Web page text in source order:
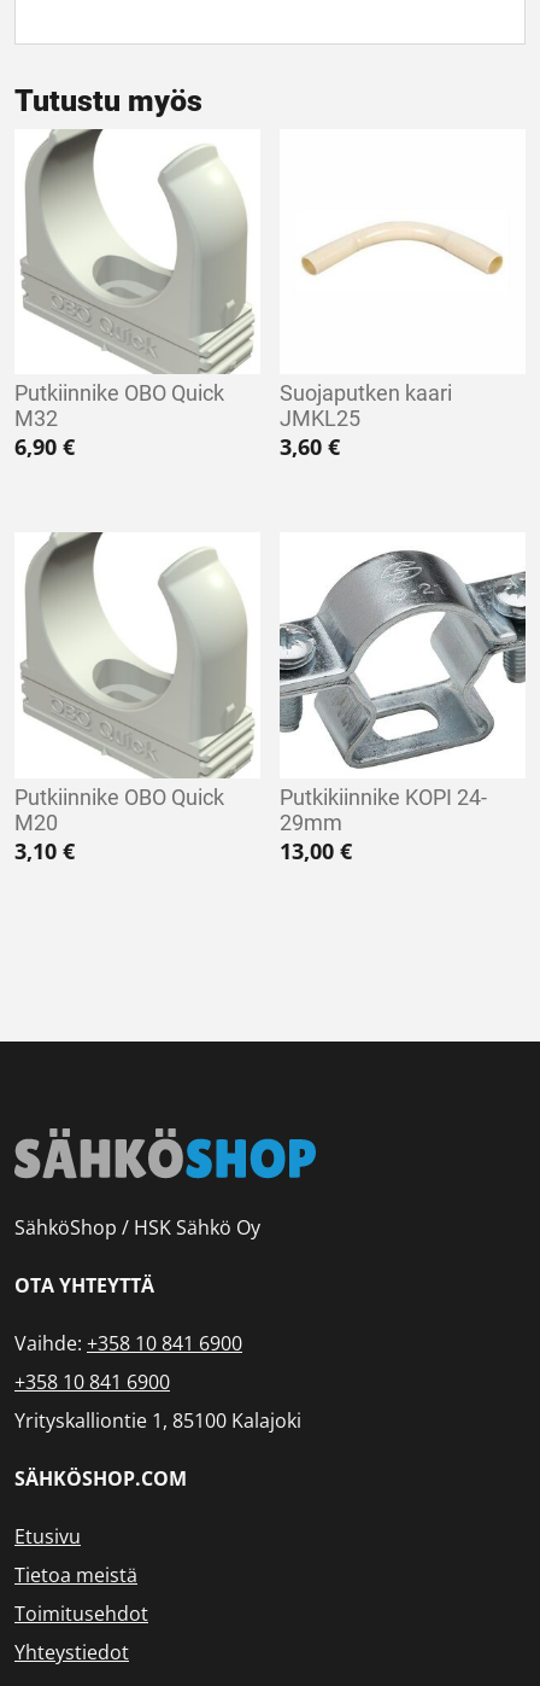
Tutustu myös
Putkiinnike OBO Quick
M32
6,90 €
Suojaputken kaari
JMKL25
3,60€
Putkiinnike OBO Quick
M20
3,10 €
Putkikiinnike KOPI 24-
29mm
13,00€
SähköShop / HSK Sähkö Oy
OTA YHTEYTTÄ
Vaihde: +358 10 841 6900
+358 10 841 6900
Yrityskalliontie 1, 85100 Kalajoki
SÄHKÖSHOP.COM
Etusivu
Tietoa meistä
Toimitusehdot
Yhteystiedot